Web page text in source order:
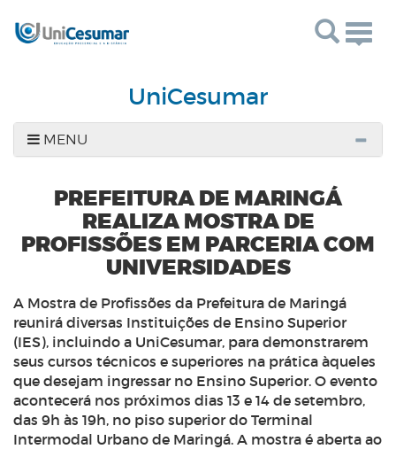
UniCesumar
MENU
PREFEITURA DE MARINGÁ
REALIZA MOSTRA DE
PROFISSÕES EM PARCERIA COM
UNIVERSIDADES
A Mostra de Profissões da Prefeitura de Maringá
reunirá diversas Instituições de Ensino Superior
(IES), incluindo a UniCesumar, para demonstrarem
seus cursos técnicos e superiores na prática àqueles
que desejam ingressar no Ensino Superior. O evento
acontecerá nos próximos dias 13 e 14 de setembro,
das 9h às 19h, no piso superior do Terminal
Intermodal Urbano de Maringá. A mostra é aberta ao